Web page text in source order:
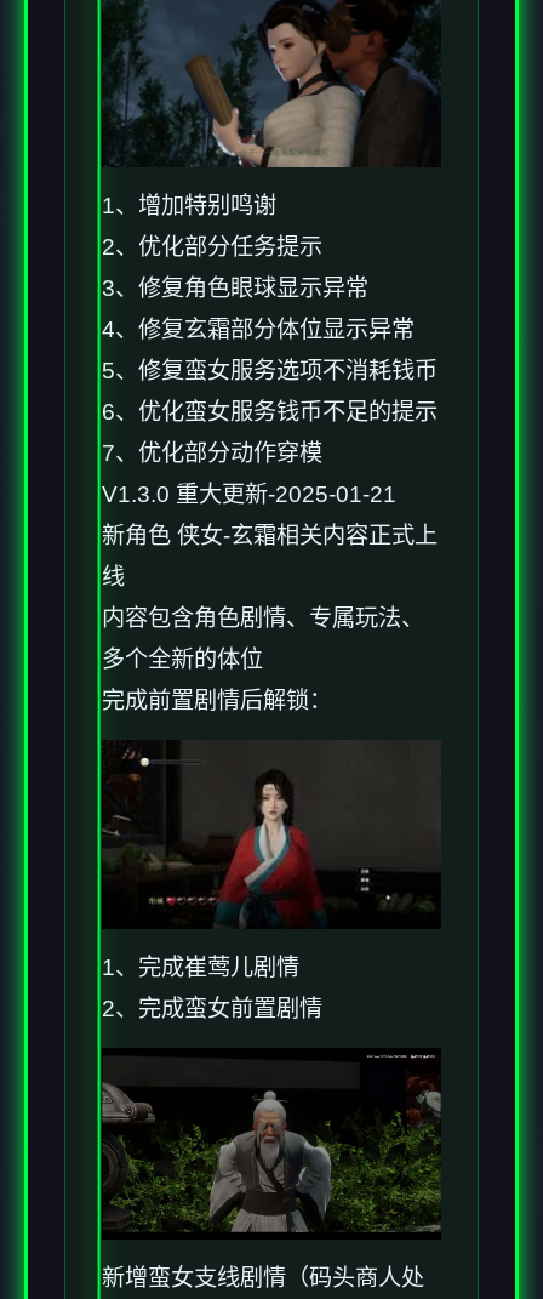
1、增加特别鸣谢
2、优化部分任务提示
3、修复角色眼球显示异常
4、修复玄霜部分体位显示异常
5、修复蛮女服务选项不消耗钱币
6、优化蛮女服务钱币不足的提示
7、优化部分动作穿模
V1.3.0 重大更新-2025-01-21
新角色 侠女-玄霜相关内容正式上
线
内容包含角色剧情、专属玩法、
多个全新的体位
完成前置剧情后解锁：
1、完成崔莺儿剧情
2、完成蛮女前置剧情
新增蛮女支线剧情（码头商人处